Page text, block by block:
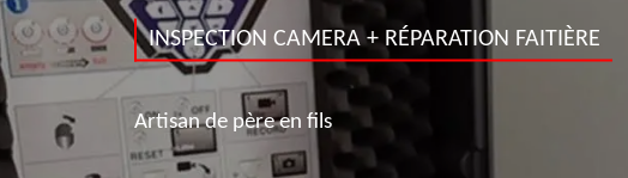
INSPECTION CAMERA + RÉPARATION FAITIÈRE
Artisan de père en fils